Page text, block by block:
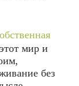
мир и
без